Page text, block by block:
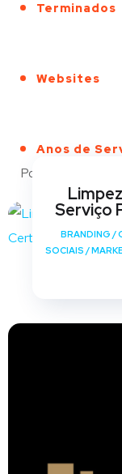
Terminados
Websites
Anos de
Portfólio
Serviço
BRANDING /
SOCIAIS /